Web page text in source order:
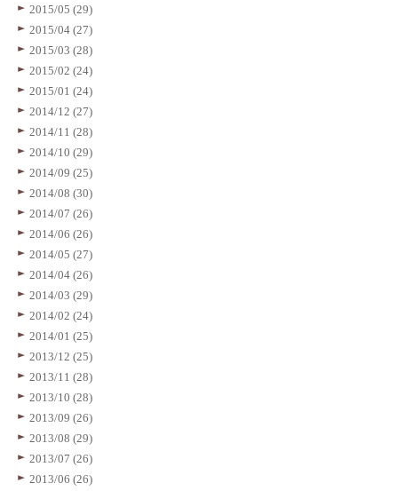
2015/05 (29)
2015/04 (27)
2015/03 (28)
2015/02 (24)
2015/01 (24)
2014/12 (27)
2014/11 (28)
2014/10 (29)
2014/09 (25)
2014/08 (30)
2014/07 (26)
2014/06 (26)
2014/05 (27)
2014/04 (26)
2014/03 (29)
2014/02 (24)
2014/01 (25)
2013/12 (25)
2013/11 (28)
2013/10 (28)
2013/09 (26)
2013/08 (29)
2013/07 (26)
2013/06 (26)